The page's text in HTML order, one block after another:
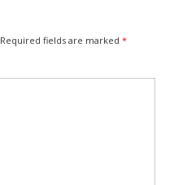
Required fields are marked *